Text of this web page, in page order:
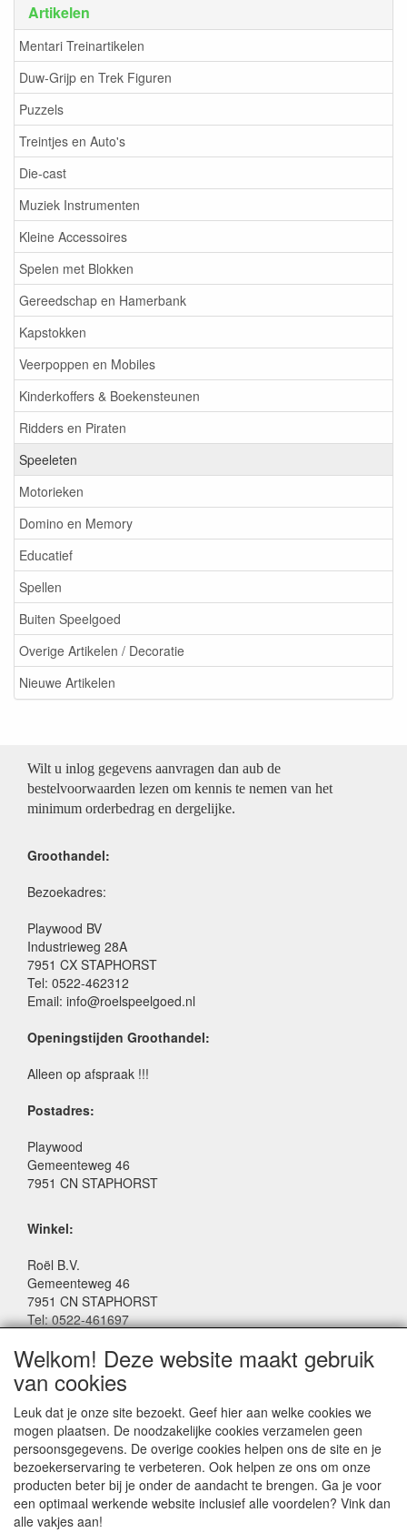
Artikelen
Mentari Treinartikelen
Duw-Grijp en Trek Figuren
Puzzels
Treintjes en Auto's
Die-cast
Muziek Instrumenten
Kleine Accessoires
Spelen met Blokken
Gereedschap en Hamerbank
Kapstokken
Veerpoppen en Mobiles
Kinderkoffers & Boekensteunen
Ridders en Piraten
Speeleten
Motorieken
Domino en Memory
Educatief
Spellen
Buiten Speelgoed
Overige Artikelen / Decoratie
Nieuwe Artikelen
Wilt u inlog gegevens aanvragen dan aub de
bestelvoorwaarden lezen om kennis te nemen van het
minimum orderbedrag en dergelijke.
Groothandel:
Bezoekadres:
Playwood BV
Industrieweg 28A
7951 CX STAPHORST
Tel: 0522-462312
Email: info@roelspeelgoed.nl
Openingstijden Groothandel:
Alleen op afspraak !!!
Postadres:
Playwood
Gemeenteweg 46
7951 CN STAPHORST
Winkel:
Roël B.V.
Gemeenteweg 46
7951 CN STAPHORST
Tel: 0522-461697
Facebook: www.facebook.com/roelspeelgoed
Openingstijden Winkel:
Maandag t/m Vrijdag: 9:00 - 17:30
Zaterdag: 9:00 - 17:00
Donderdagavond koopavond: 19:00 - 21:00
SERVICE
Welkom! Deze website maakt gebruik
van cookies
Leuk dat je onze site bezoekt. Geef hier aan welke cookies we
mogen plaatsen. De noodzakelijke cookies verzamelen geen
persoonsgegevens. De overige cookies helpen ons de site en je
bezoekerservaring te verbeteren. Ook helpen ze ons om onze
producten beter bij je onder de aandacht te brengen. Ga je voor
een optimaal werkende website inclusief alle voordelen? Vink dan
alle vakjes aan!